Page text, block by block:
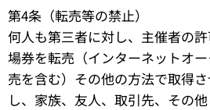
第4条（転売等の禁止）
何人も第三者に対し、主催者の
場券を転売（インターネットオ
売を含む）その他の方法で取得
し、家族、友人、取引先、その